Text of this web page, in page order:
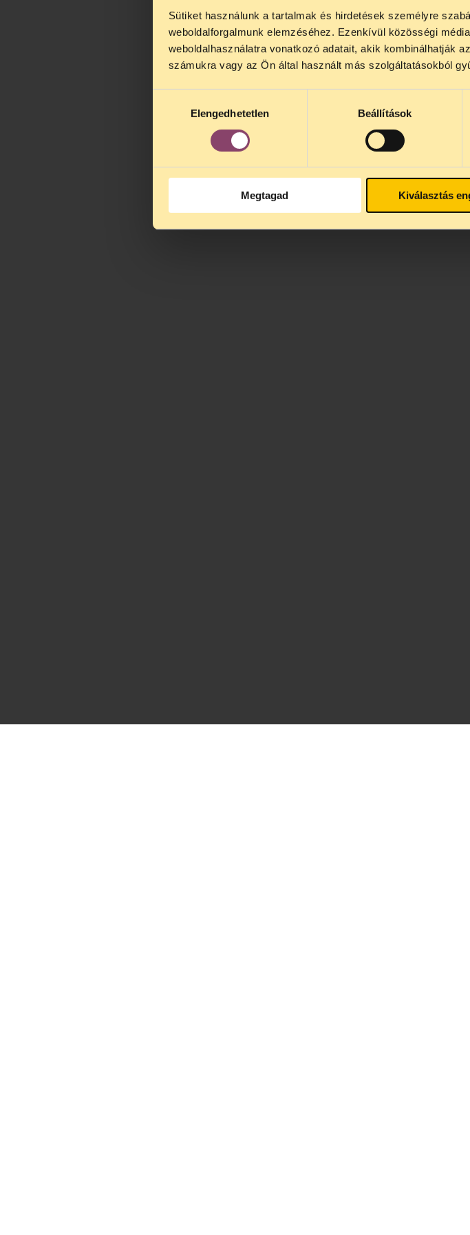
Sütiket használunk a tartalmak és hirdetések személyre
weboldalforgalmunk elemzéséhez. Ezenkívül közösségi
weboldalhasználatra vonatkozó adatait, akik kombinálhatják
számukra vagy az Ön által használt más szolgáltatásokból
kiválasztásaElengedhetetlen Beállítások
Megtagad Kiválasztás
TELEFONOS JOGSEGÉLY
Kedves érdeklődő, Tájékoztatjuk, hogy
augusztus 24 között szünetel
. Az első
kedden, 13 és 15 óra között lesz
alatt is elér minket.